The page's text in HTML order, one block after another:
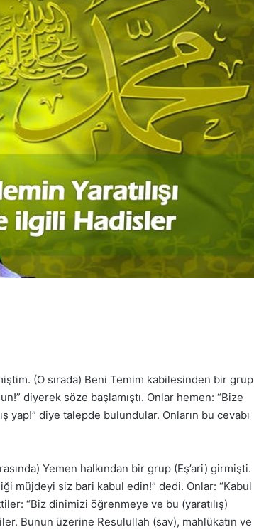
(O sırada) Beni Temim kabilesinden bir grup
diyerek söze başlamıştı. Onlar hemen: “Bize
diye talepde bulundular. Onların bu cevabı
Yemen halkından bir grup (Eş’ari) girmişti.
müjdeyi siz bari kabul edin!” dedi. Onlar: “Kabul
“Biz dinimizi öğrenmeye ve bu (yaratılış)
Bunun üzerine Resulullah (sav), mahlükatın ve